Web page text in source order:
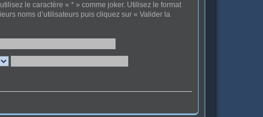
le caractère « * » comme joker. Utilisez le format
noms d’utilisateurs puis cliquez sur « Valider la